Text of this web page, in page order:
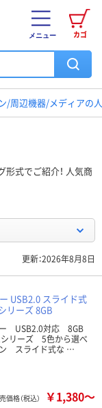
カゴ
メニュー
/周辺機器/メディアの
式でご紹介！ 人気商
更新：2026年8月8日
USB2.0 スライド式
リーズ 8GB
USB2.0対応 8GB
リーズ 5色から選べ
ン スライド式な …
価格（税込） ￥1,380～